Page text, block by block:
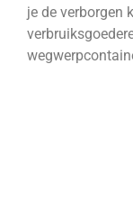
je de verborgen